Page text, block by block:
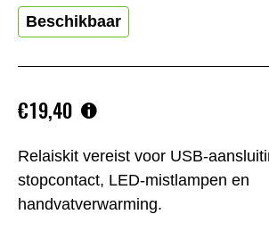
Relaiskit vereist voor USB-
stopcontact, LED-mistlampen en
handvatverwarming.
€19,40
Beschikbaar